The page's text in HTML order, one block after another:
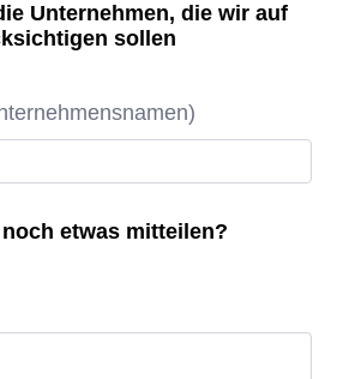
Unternehmen, die wir auf
sollen
etwas mitteilen?